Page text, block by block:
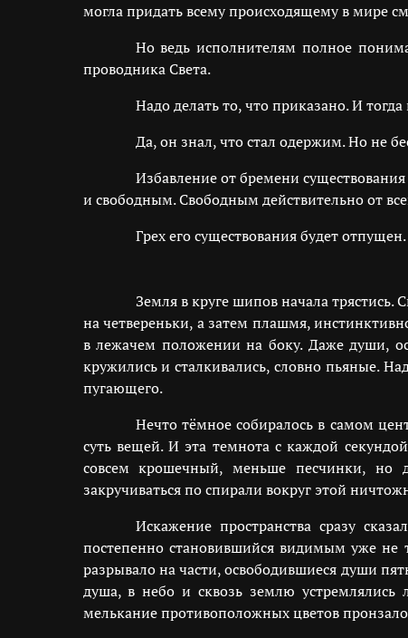
могла придать всему происходящему в мире
Но ведь исполнителям полное
проводника Света.
Надо делать то, что приказано. И тогда
Да, он знал, что стал одержим. Но не
Избавление от бремени
и свободным. Свободным действительно от
Грех его существования будет отпущен.
Земля в круге шипов начала трястись.
на четвереньки, а затем плашмя,
в лежачем положении на боку. Даже души,
кружились и сталкивались, словно пьяные.
пугающего.
Нечто тёмное собиралось в самом
суть вещей. И эта темнота с каждой
совсем крошечный, меньше песчинки, но
закручиваться по спирали вокруг этой
Искажение пространства сразу
постепенно становившийся видимым уже не
разрывало на части, освободившиеся души
душа, в небо и сквозь землю устремлялись
мелькание противоположных цветов